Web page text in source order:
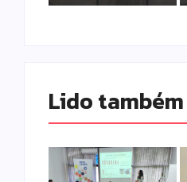
Lido também